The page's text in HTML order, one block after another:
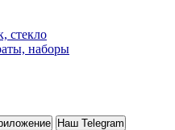
стекло
наборы
Наш Telegram